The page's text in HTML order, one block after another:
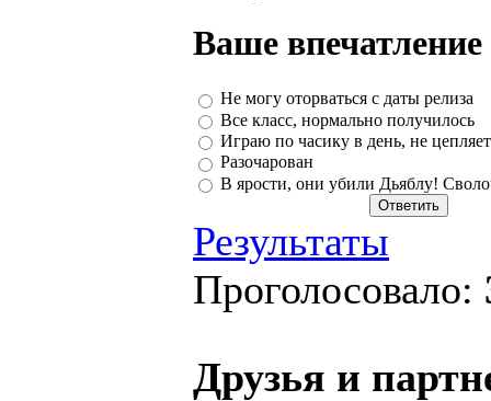
Ваше впечатление
Не могу оторваться с даты релиза
Все класс, нормально получилось
Играю по часику в день, не цепляет
Разочарован
В ярости, они убили Дьяблу!
Результаты
Проголосовало:
Друзья и